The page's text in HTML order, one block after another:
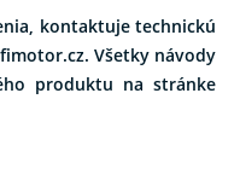
kontaktuje technickú
Všetky návody
produktu na stránke